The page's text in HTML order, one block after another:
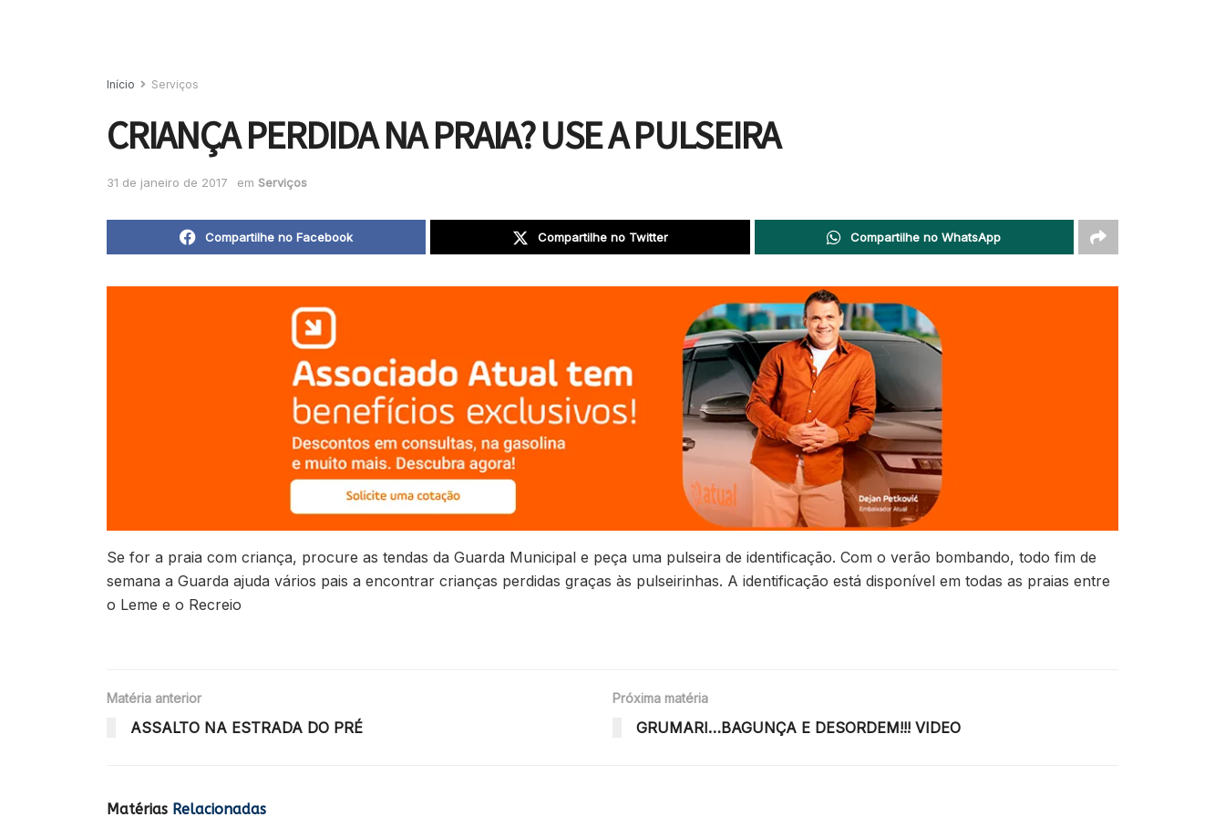
Início Serviços
CRIANÇA PERDIDA NA PRAIA? USE A PULSEIRA
31 de janeiro de 2017 em Serviços
Compartilhe no Facebook Compartilhe no Twitter Compartilhe no WhatsApp
Se for a praia com criança, procure as tendas da Guarda Municipal e peça uma pulseira de identificação. Com o verão bombando, todo fim de
semana a Guarda ajuda vários pais a encontrar crianças perdidas graças às pulseirinhas. A identificação está disponível em todas as praias entre
o Leme e o Recreio
Matéria anterior
ASSALTO NA ESTRADA DO PRÉ
Próxima matéria
GRUMARI…BAGUNÇA E DESORDEM!!! VIDEO
Matérias Relacionadas